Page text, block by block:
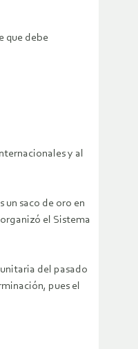
que debe
y al
un saco de oro en
el Sistema
del pasado
pues el